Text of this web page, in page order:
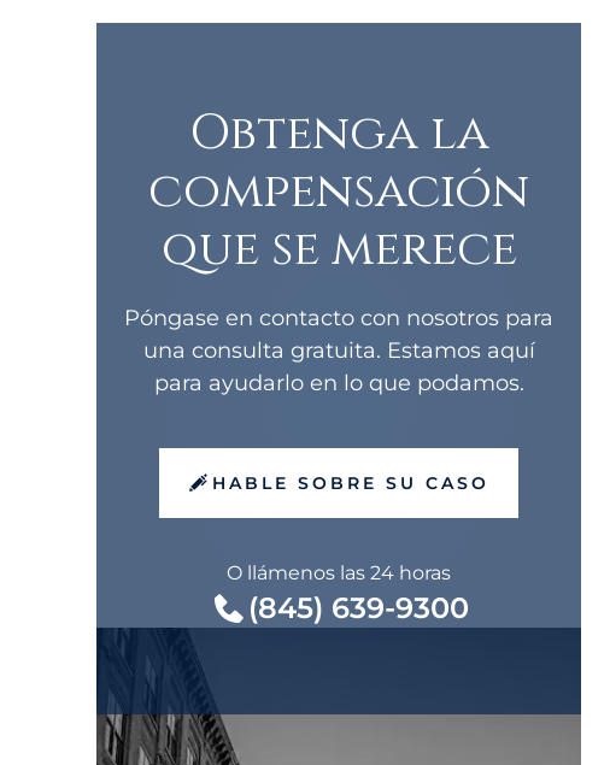
Obtenga la
compensación
que se merece
Póngase en contacto con nosotros para
una consulta gratuita. Estamos aquí
para ayudarlo en lo que podamos.
HABLE SOBRE SU CASO
O llámenos las 24 horas
(845) 639-9300